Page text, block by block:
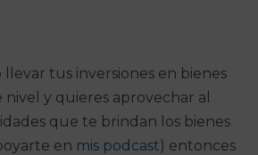
llevar tus inversiones en bienes
nivel y quieres aprovechar al
que te brindan los bienes
en mis podcast) entonces